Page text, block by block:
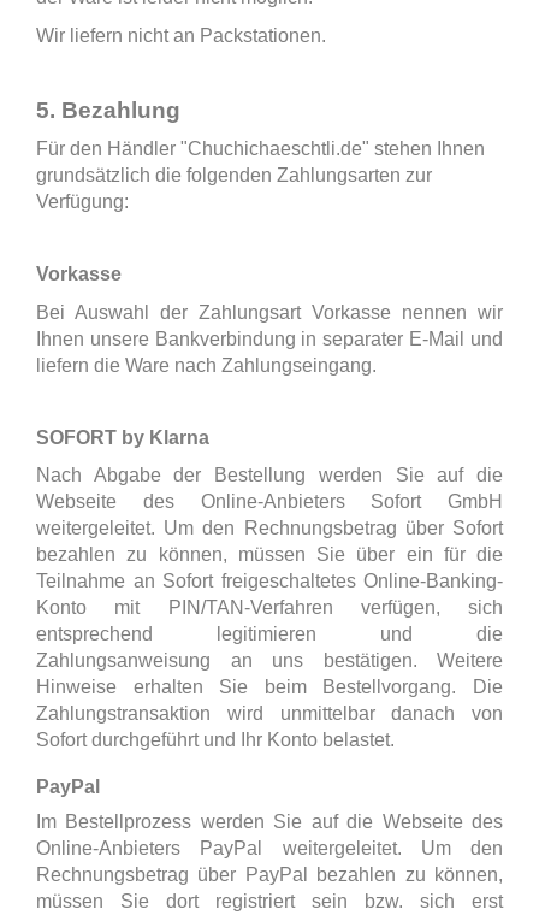
Wir liefern nicht an Packstationen.
5. Bezahlung
Für den Händler "Chuchichaeschtli.de" stehen Ihnen
grundsätzlich die folgenden Zahlungsarten zur
Verfügung:
Vorkasse
Bei Auswahl der Zahlungsart Vorkasse nennen wir
Ihnen unsere Bankverbindung in separater E-Mail und
liefern die Ware nach Zahlungseingang.
SOFORT by Klarna
Nach Abgabe der Bestellung werden Sie auf die
Webseite des Online-Anbieters Sofort GmbH
weitergeleitet. Um den Rechnungsbetrag über Sofort
bezahlen zu können, müssen Sie über ein für die
Teilnahme an Sofort freigeschaltetes Online-Banking-
Konto mit PIN/TAN-Verfahren verfügen, sich
entsprechend legitimieren und die
Zahlungsanweisung an uns bestätigen. Weitere
Hinweise erhalten Sie beim Bestellvorgang. Die
Zahlungstransaktion wird unmittelbar danach von
Sofort durchgeführt und Ihr Konto belastet.
PayPal
Im Bestellprozess werden Sie auf die Webseite des
Online-Anbieters PayPal weitergeleitet. Um den
Rechnungsbetrag über PayPal bezahlen zu können,
müssen Sie dort registriert sein bzw. sich erst